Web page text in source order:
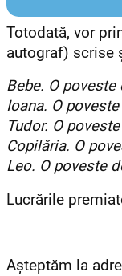
Totodată, vor
autograf) scrise
Bebe. O
Ioana. O
Tudor. O
Copilăria. O
Leo. O poveste
Lucrările
Așteptăm la